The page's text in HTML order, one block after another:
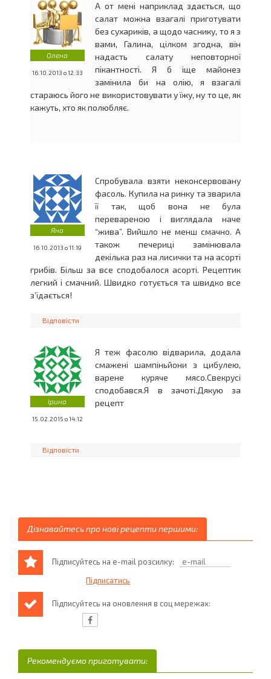
Олена
16.10.2013 о 12:33
А от мені наприклад здається, що
салат можна взагалі приготувати
без сухариків, а щодо часнику, то я з
вами, Галина, цілком згодна, він
надасть салату неповторної
пікантності. Я б іще майонез
замінила би на олію, я взагалі
стараюсь його не використовувати у їжу, ну то це, як
кажуть, хто як полюбляє.
Яна
16.10.2013 о 11:19
Cпробувала взяти неконсервовану
фасоль. Купила на ринку та зварила
її так, щоб вона не була
перевареною і виглядала наче
“жива”. Вийшло не менш смачно. А
також печериці замінювала
декілька раз на лисички та на асорті
грибів. Більш за все сподобалося асорті. Рецептик
легкий і смачний. Швидко готується та швидко все
з’їдається!
Відповісти
Ірина
15.02.2015 о 14:12
Я теж фасолю відварила, додала
смажені шампіньйони з цибулею,
варене куряче мясо.Свекрусі
сподобався.Я в зачоті.Дякую за
рецепт
Відповісти
Дізнавайтесь про нові рецепти першими:
Підписуйтесь на e-mail розсилку:
Підписуйтесь на оновлення в соц мережах:
Рекомендуємо приготувати: